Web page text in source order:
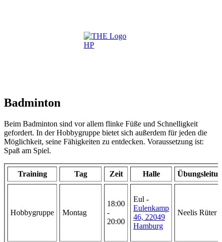
Badminton
Beim Badminton sind vor allem flinke Füße und Schnelligkeit
gefordert. In der Hobbygruppe bietet sich außerdem für jeden die
Möglichkeit, seine Fähigkeiten zu entdecken. Voraussetzung ist:
Spaß am Spiel.
Training Tag Zeit Halle
Hobbygruppe Montag
18:00
-
20:00
Eul -
Eulenkamp
46, 22049
Hamburg
Neelis Rüter